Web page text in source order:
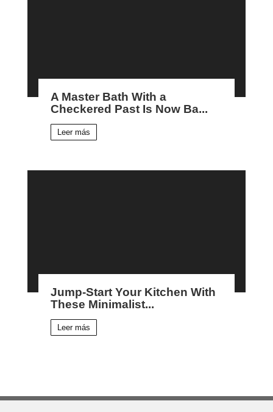
A Master Bath With a
Checkered Past Is Now Ba...
Leer más
Jump-Start Your Kitchen With
These Minimalist...
Leer más